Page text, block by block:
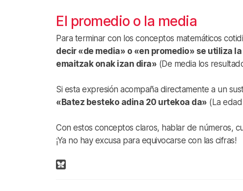
El promedio o la media
Para terminar con los conceptos matemáticos
decir «de media» o «en promedio» se utiliza
emaitzak onak izan dira» (De media los
Si esta expresión acompaña directamente a un
«Batez besteko adina 20 urtekoa da» (La
Con estos conceptos claros, hablar de números,
¡Ya no hay excusa para equivocarse con las cifras!